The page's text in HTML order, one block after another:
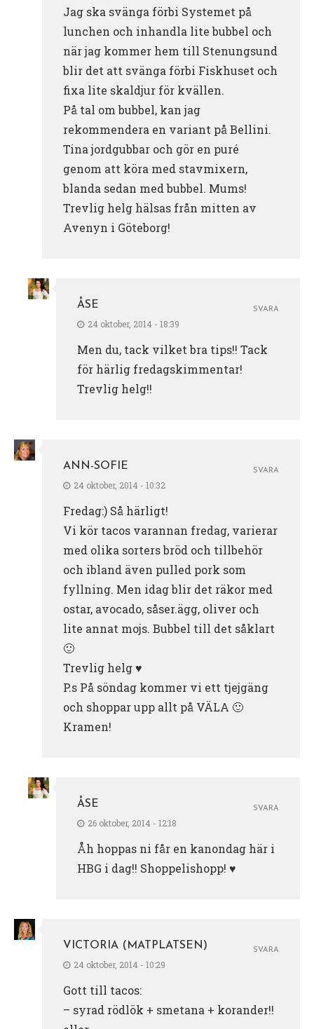
Jag ska svänga förbi Systemet på
lunchen och inhandla lite bubbel och
när jag kommer hem till Stenungsund
blir det att svänga förbi Fiskhuset och
fixa lite skaldjur för kvällen.
På tal om bubbel, kan jag
rekommendera en variant på Bellini.
Tina jordgubbar och gör en puré
genom att köra med stavmixern,
blanda sedan med bubbel. Mums!
Trevlig helg hälsas från mitten av
Avenyn i Göteborg!
ÅSE
24 oktober, 2014 - 18:39
Men du, tack vilket bra tips!! Tack
för härlig fredagskimmentar!
Trevlig helg!!
SVARA
ANN-SOFIE
24 oktober, 2014 - 10:32
Fredag:) Så härligt!
Vi kör tacos varannan fredag, varierar
med olika sorters bröd och tillbehör
och ibland även pulled pork som
fyllning. Men idag blir det räkor med
ostar, avocado, såser.ägg, oliver och
lite annat mojs. Bubbel till det såklart
🙂
Trevlig helg ♥
P.s På söndag kommer vi ett tjejgäng
och shoppar upp allt på VÄLA 🙂
Kramen!
SVARA
ÅSE
26 oktober, 2014 - 12:18
Åh hoppas ni får en kanondag här i
HBG i dag!! Shoppelishopp! ♥
SVARA
VICTORIA (MATPLATSEN)
24 oktober, 2014 - 10:29
Gott till tacos:
– syrad rödlök + smetana + korander!!
SVARA